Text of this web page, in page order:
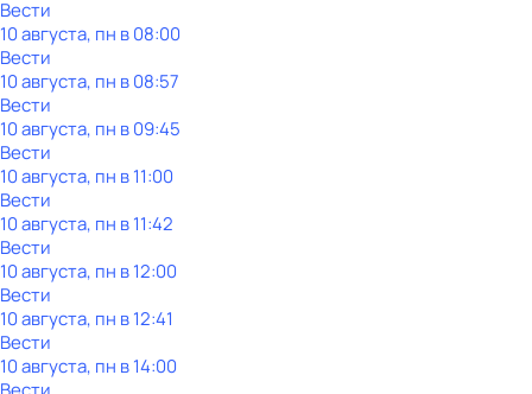
Вести
10 августа, пн в 08:00
Вести
10 августа, пн в 08:57
Вести
10 августа, пн в 09:45
Вести
10 августа, пн в 11:00
Вести
10 августа, пн в 11:42
Вести
10 августа, пн в 12:00
Вести
10 августа, пн в 12:41
Вести
10 августа, пн в 14:00